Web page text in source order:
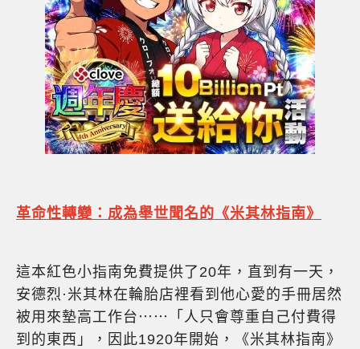
革命性轉變：成為舉世聞名的《米其林指南》
這本紅色小指南免費提供了20年，直到有一天，
安德烈·米其林在輪胎店裡看到他心愛的手冊居然
被用來墊高工作台⋯⋯「人只會尊重自己付費得
到的東西」，因此1920年開始，《米其林指南》